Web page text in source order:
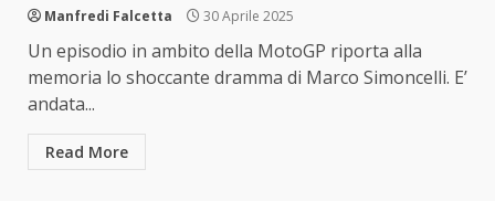
Manfredi Falcetta 30 Aprile 2025
Un episodio in ambito della MotoGP riporta alla
memoria lo shoccante dramma di Marco Simoncelli. E’
andata...
Read More